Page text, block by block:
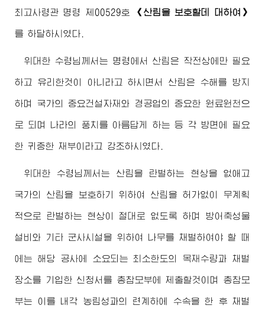
최고사령관 명령 제00529호 《산림을 보호할데 대하여》
를 하달하시였다.
위대한 수령님께서는 명령에서 산림은 작전상에만 필요
하고 유리한것이 아니라고 하시면서 산림은 수해를 방지
하며 국가의 중요건설자재와 경공업의 중요한 원료원천으
로 되며 나라의 풍치를 아름답게 하는 등 각 방면에 필요
한 귀중한 재부이라고 강조하시였다.
위대한 수령님께서는 산림을 란벌하는 현상을 없애고
국가의 산림을 보호하기 위하여 산림을 허가없이 무계획
적으로 란벌하는 현상이 절대로 없도록 하며 방어축성물
설비와 기타 군사시설을 위하여 나무를 채벌하여야 할 때
에는 해당 공사에 소요되는 최소한도의 목재수량과 채벌
장소를 기입한 신청서를 총참모부에 제출할것이며 총참모
부는 이를 내각 농림성과의 련계하에 수속을 한 후 채벌